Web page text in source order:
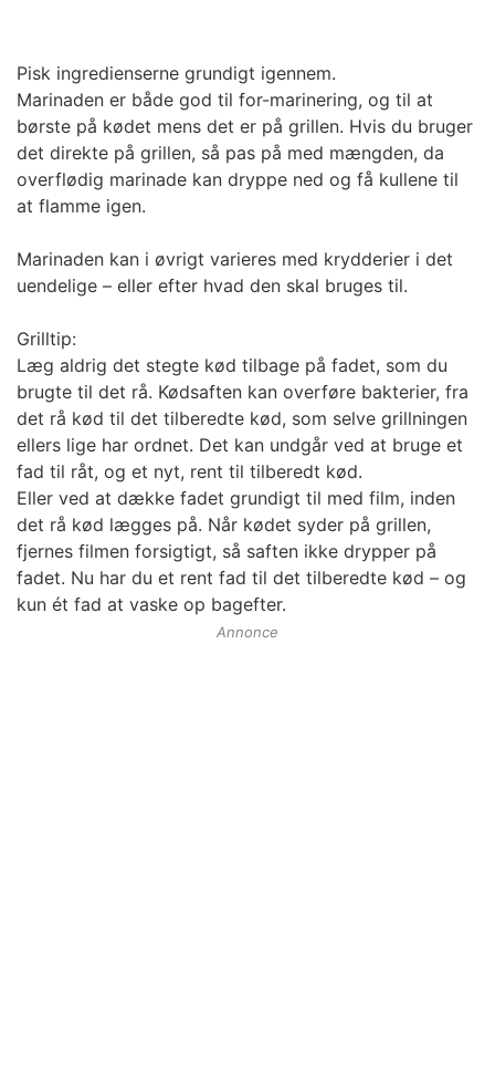
Pisk ingredienserne grundigt igennem.
Marinaden er både god til for-marinering, og til at
børste på kødet mens det er på grillen. Hvis du bruger
det direkte på grillen, så pas på med mængden, da
overflødig marinade kan dryppe ned og få kullene til
at flamme igen.
Marinaden kan i øvrigt varieres med krydderier i det
uendelige – eller efter hvad den skal bruges til.
Grilltip:
Læg aldrig det stegte kød tilbage på fadet, som du
brugte til det rå. Kødsaften kan overføre bakterier, fra
det rå kød til det tilberedte kød, som selve grillningen
ellers lige har ordnet. Det kan undgår ved at bruge et
fad til råt, og et nyt, rent til tilberedt kød.
Eller ved at dække fadet grundigt til med film, inden
det rå kød lægges på. Når kødet syder på grillen,
fjernes filmen forsigtigt, så saften ikke drypper på
fadet. Nu har du et rent fad til det tilberedte kød – og
kun ét fad at vaske op bagefter.
Annonce